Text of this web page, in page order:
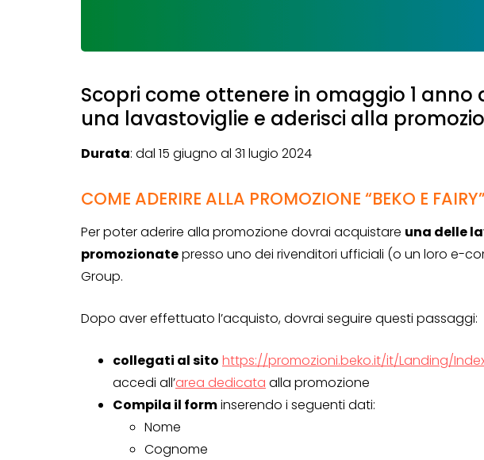
Scopri come ottenere in omaggio 1 anno
una lavastoviglie e aderisci alla
Durata: dal 15 giugno al 31 lugio 2024
COME ADERIRE ALLA PROMOZIONE “BEKO E
Per poter aderire alla promozione dovrai acquistare una delle
promozionatepresso uno dei rivenditori ufficiali (o un loro e-
Group.
Dopo aver effettuato l’acquisto, dovrai seguire questi passaggi:
collegati al sito https://promozioni.beko.it/it/Landing/
accedi all’area dedicata alla promozione
Compila il forminserendo i seguenti dati:
Nome
Cognome